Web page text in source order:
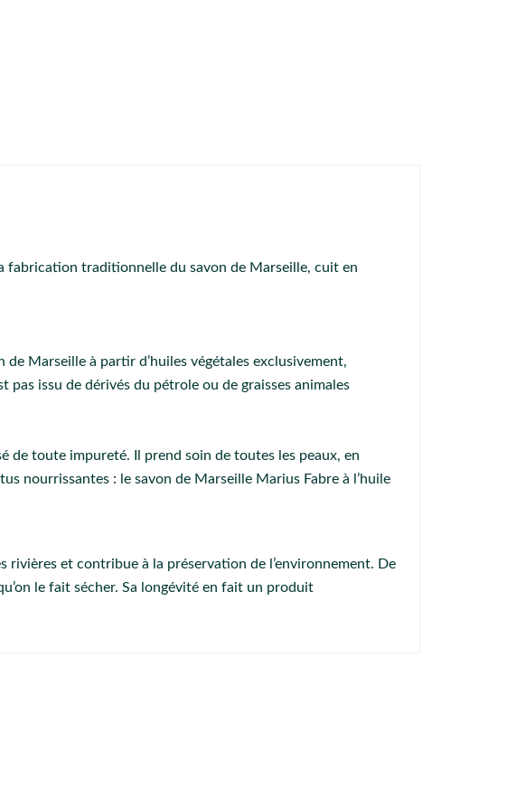
fabrication traditionnelle du savon de Marseille, cuit en
Marseille à partir d’huiles végétales exclusivement,
issu de dérivés du pétrole ou de graisses animales
de toute impureté. Il prend soin de toutes les peaux, en
nourrissantes : le savon de Marseille Marius Fabre à l’huile
rivières et contribue à la préservation de l’environnement. De
le fait sécher. Sa longévité en fait un produit